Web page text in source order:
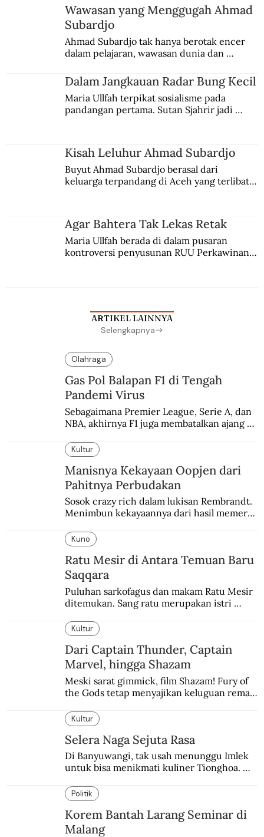
Wawasan yang Menggugah Ahmad
Subardjo
Ahmad Subardjo tak hanya berotak encer
dalam pelajaran, wawasan dunia dan
Jules Verne, Multatuli, hingga Sun Yat-sen.
Dalam Jangkauan Radar Bung Kecil
Maria Ullfah terpikat sosialisme pada
pandangan pertama. Sutan Sjahrir jadi
Kisah Leluhur Ahmad Subardjo
Buyut Ahmad Subardjo berasal dari
keluarga terpandang di Aceh yang terlibat
agama Islam. Anaknya mengikuti jejaknya.
Agar Bahtera Tak Lekas Retak
Maria Ullfah berada di dalam pusaran
kontroversi penyusunan RUU Perkawinan.
ARTIKEL LAINNYA
Selengkapnya
Olahraga
Gas Pol Balapan F1 di Tengah
Pandemi Virus
Sebagaimana Premier League, Serie A, dan
NBA, akhirnya F1 juga membatalkan ajang
enam dekade lampau.
Kultur
Manisnya Kekayaan Oopjen dari
Pahitnya Perbudakan
Sosok crazy rich dalam lukisan Rembrandt.
Menimbun kekayaannya dari hasil memeras
Kuno
Ratu Mesir di Antara Temuan Baru
Saqqara
Puluhan sarkofagus dan makam Ratu Mesir
ditemukan. Sang ratu merupakan istri
sebelumnya keberadaannya tak pernah
diketahui.
Kultur
Dari Captain Thunder, Captain
Marvel, hingga Shazam
Meski sarat gimmick, film Shazam! Fury of
the Gods tetap menyajikan keluguan remaja
Yunani.
Kultur
Selera Naga Sejuta Rasa
Di Banyuwangi, tak usah menunggu Imlek
untuk bisa menikmati kuliner Tionghoa.
pekan.
Politik
Korem Bantah Larang Seminar di
Malang